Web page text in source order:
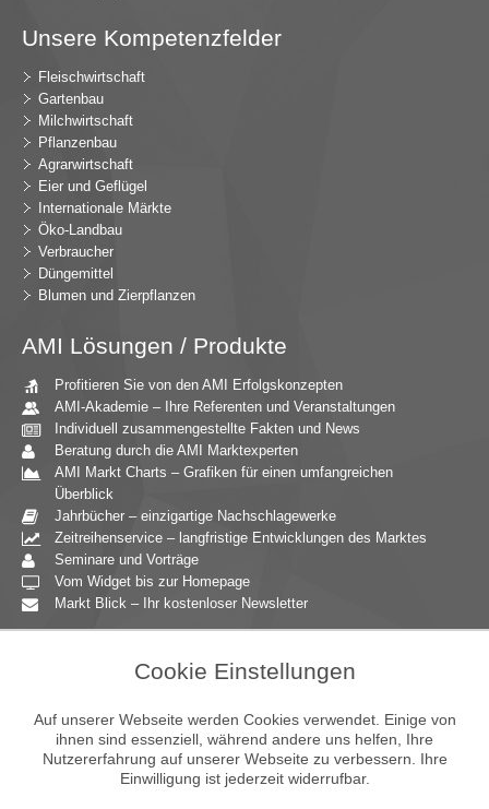
Unsere Kompetenzfelder
Fleischwirtschaft
Gartenbau
Milchwirtschaft
Pflanzenbau
Agrarwirtschaft
Eier und Geflügel
Internationale Märkte
Öko-Landbau
Verbraucher
Düngemittel
Blumen und Zierpflanzen
AMI Lösungen / Produkte
Profitieren Sie von den AMI Erfolgskonzepten
AMI-Akademie – Ihre Referenten und Veranstaltungen
Individuell zusammengestellte Fakten und News
Beratung durch die AMI Marktexperten
AMI Markt Charts – Grafiken für einen umfangreichen
Überblick
Jahrbücher – einzigartige Nachschlagewerke
Zeitreihenservice – langfristige Entwicklungen des Marktes
Seminare und Vorträge
Vom Widget bis zur Homepage
Markt Blick – Ihr kostenloser Newsletter
Unternehmensberatung
Ernährungsgewerbe
Einzelhandel
Bildung & Wissenschaft
Cookie Einstellungen
Auf unserer Webseite werden Cookies verwendet. Einige von
ihnen sind essenziell, während andere uns helfen, Ihre
Nutzererfahrung auf unserer Webseite zu verbessern. Ihre
Einwilligung ist jederzeit widerrufbar.